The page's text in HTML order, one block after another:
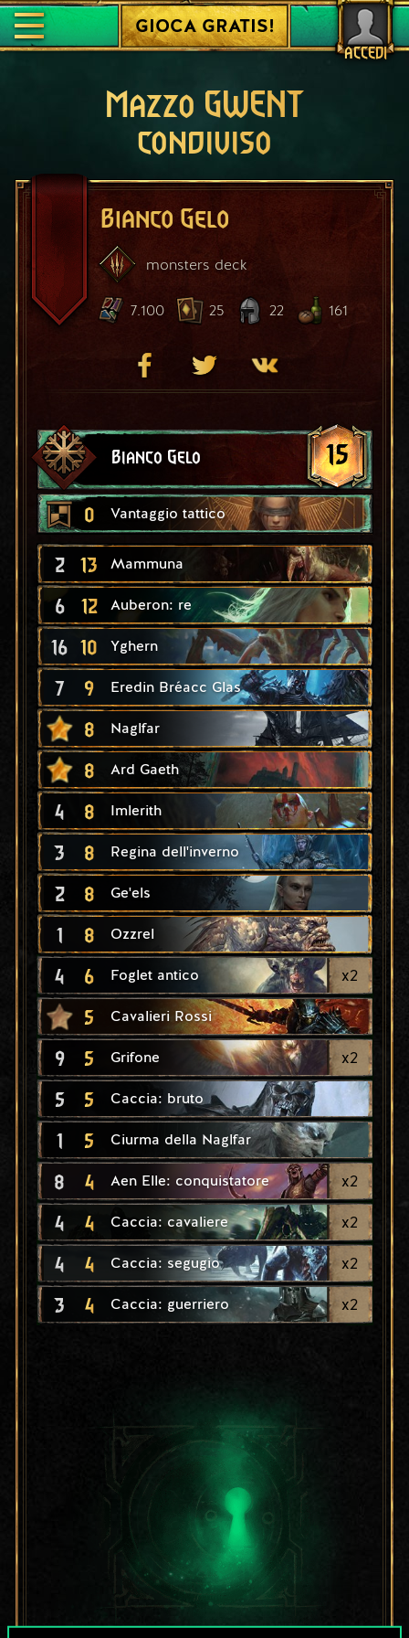
ACCEDI
GIOCA GRATIS!
Mazzo GWENT
condiviso
Bianco Gelo
monsters deck
7.100 25 22 161
Bianco Gelo 15
0 Vantaggio tattico
2 13 Mammuna
6 12 Auberon: re
16 10 Yghern
7 9 Eredin Bréacc Glas
8 Naglfar
8 Ard Gaeth
4 8 Imlerith
3 8 Regina dell'inverno
2 8 Ge'els
1 8 Ozzrel
4 6 Foglet antico x2
5 Cavalieri Rossi
9 5 Grifone x2
5 5 Caccia: bruto
1 5 Ciurma della Naglfar
8 4 Aen Elle: conquistatore x2
4 4 Caccia: cavaliere x2
4 4 Caccia: segugio x2
3 4 Caccia: guerriero x2